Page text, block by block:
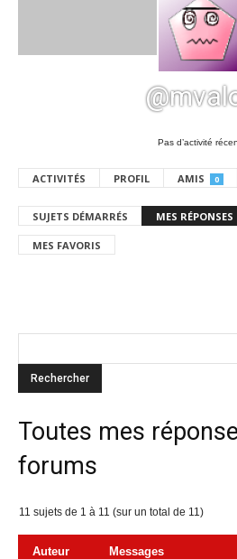
Pas d’activité
ACTIVITÉS PROFIL AMIS 0
SUJETS DÉMARRÉS MES RÉPONSES
MES FAVORIS
Toutes mes
forums
11 sujets de 1 à 11 (sur un total de 11)
Auteur Messages